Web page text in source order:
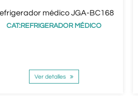
médico JGA-BC168
CAT:REFRIGERADOR MÉDICO
Ver detalles